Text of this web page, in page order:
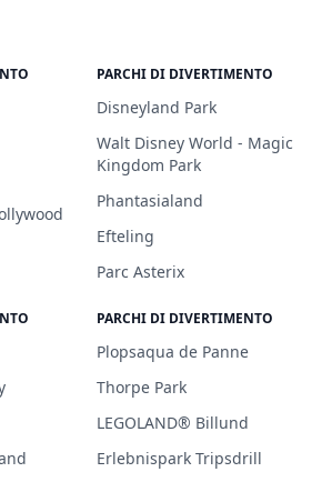
PARCHI DI DIVERTIMENTO
Disneyland Park
Walt Disney World - Magic
Kingdom Park
Phantasialand
Efteling
Parc Asterix
PARCHI DI DIVERTIMENTO
Plopsaqua de Panne
Thorpe Park
LEGOLAND® Billund
Erlebnispark Tripsdrill